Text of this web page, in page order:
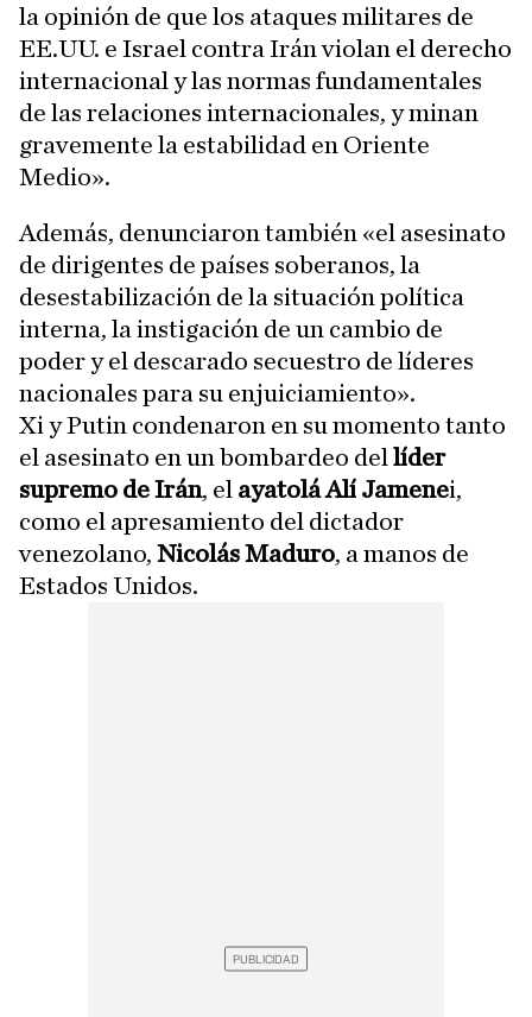
la opinión de que los ataques militares de
EE.UU. e Israel contra Irán violan el derecho
internacional y las normas fundamentales
de las relaciones internacionales, y minan
gravemente la estabilidad en Oriente
Medio».
Además, denunciaron también «el asesinato
de dirigentes de países soberanos, la
desestabilización de la situación política
interna, la instigación de un cambio de
poder y el descarado secuestro de líderes
nacionales para su enjuiciamiento».
Xi y Putin condenaron en su momento tanto
el asesinato en un bombardeo del líder
supremo de Irán, el ayatolá Alí Jamenei,
como el apresamiento del dictador
venezolano, Nicolás Maduro, a manos de
Estados Unidos.